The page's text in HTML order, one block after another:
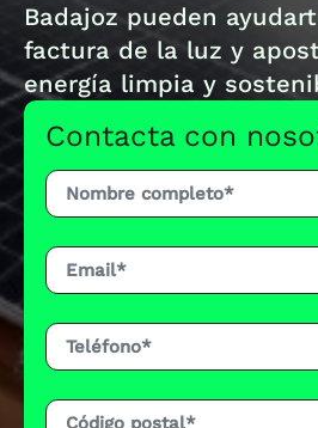
Badajoz pueden
factura de la luz y
energía limpia y
Contacta con